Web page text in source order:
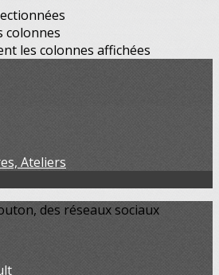
colonnes
les colonnes affichées
Ateliers
des réseaux sociaux